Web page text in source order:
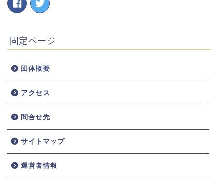
固定ページ
団体概要
アクセス
問合せ先
サイトマップ
運営者情報